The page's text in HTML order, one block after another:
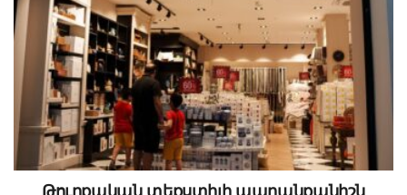
Թուրքական տեքստիլի ապրանքանիշն